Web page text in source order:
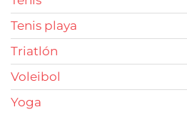
Tenis playa
Triatlón
Voleibol
Yoga